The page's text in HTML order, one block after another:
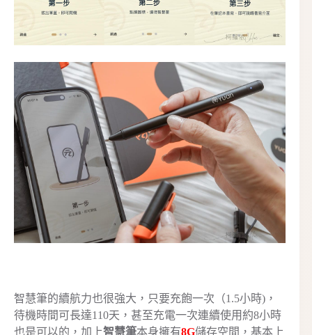
智慧筆的續航力也很強大，只要充飽一次（1.5小時)，
待機時間可長達110天，甚至充電一次連續使用約8小時
也是可以的，加上智慧筆本身擁有8G儲存空間，基本上